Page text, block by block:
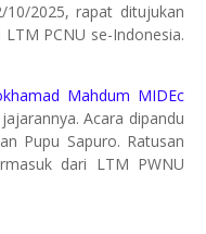
10/2025, rapat ditujukan
PCNU se-Indonesia.
Mahdum MIDEc
Acara dipandu
Pupu Sapuro. Ratusan
dari LTM PWNU